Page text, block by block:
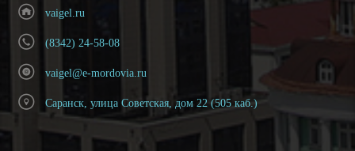
vaigel.ru
(8342) 24-58-08
vaigel@e-mordovia.ru
Саранск, улица Советская, дом 22 (505 каб.)